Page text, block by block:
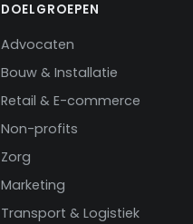
DOELGROEPEN
Advocaten
Bouw & Installatie
Retail & E-commerce
Non-profits
Zorg
Marketing
Transport & Logistiek